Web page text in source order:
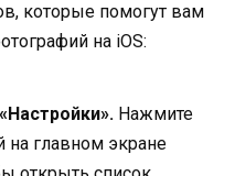
которые помогут вам
на iOS:
Нажмите
на главном экране